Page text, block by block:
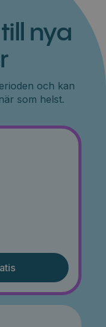
nya
och kan
som helst.